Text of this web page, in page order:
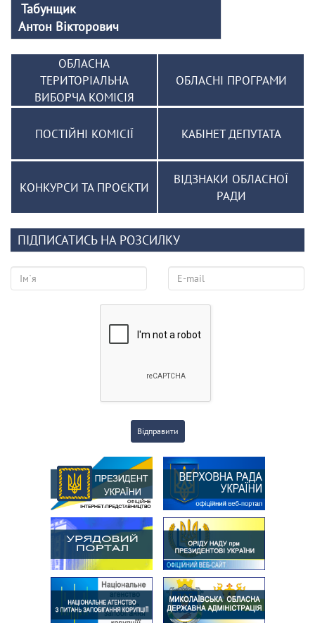
Табунщик
Антон Вікторович
ОБЛАСНА
ТЕРИТОРІАЛЬНА
ВИБОРЧА КОМІСІЯ
ОБЛАСНІ ПРОГРАМИ
ПОСТІЙНІ КОМІСІЇ КАБІНЕТ ДЕПУТАТА
КОНКУРСИ ТА ПРОЄКТИ
ВІДЗНАКИ ОБЛАСНОЇ
РАДИ
ПІДПИСАТИСЬ НА РОЗСИЛКУ
Відправити